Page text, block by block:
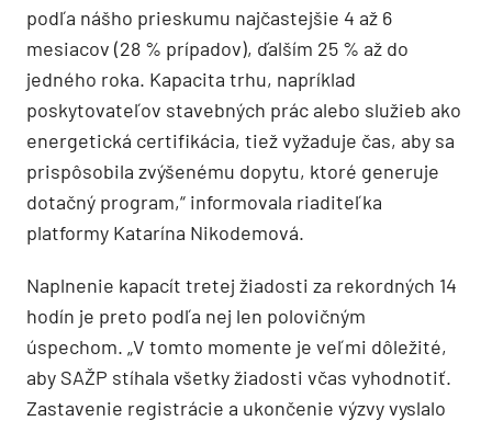
podľa nášho prieskumu najčastejšie 4 až 6
mesiacov (28 % prípadov), ďalším 25 % až do
jedného roka. Kapacita trhu, napríklad
poskytovateľov stavebných prác alebo služieb ako
energetická certifikácia, tiež vyžaduje čas, aby sa
prispôsobila zvýšenému dopytu, ktoré generuje
dotačný program,“ informovala riaditeľka
platformy Katarína Nikodemová.
Naplnenie kapacít tretej žiadosti za rekordných 14
hodín je preto podľa nej len polovičným
úspechom. „V tomto momente je veľmi dôležité,
aby SAŽP stíhala všetky žiadosti včas vyhodnotiť.
Zastavenie registrácie a ukončenie výzvy vyslalo